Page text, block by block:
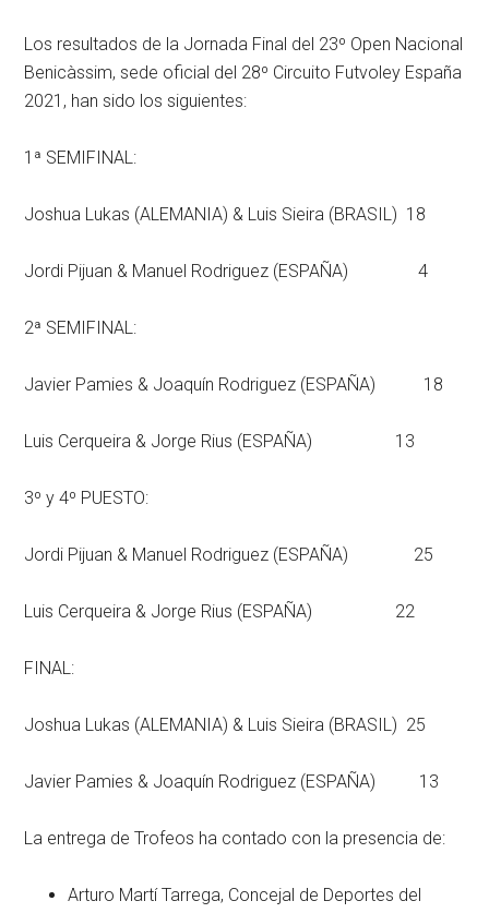
Los resultados de la Jornada Final del 23º Open Nacional
Benicàssim, sede oficial del 28º Circuito Futvoley España
2021, han sido los siguientes:
1ª SEMIFINAL:
Joshua Lukas (ALEMANIA) & Luis Sieira (BRASIL) 18
Jordi Pijuan & Manuel Rodriguez (ESPAÑA) 4
2ª SEMIFINAL:
Javier Pamies & Joaquín Rodriguez (ESPAÑA) 18
Luis Cerqueira & Jorge Rius (ESPAÑA) 13
3º y 4º PUESTO:
Jordi Pijuan & Manuel Rodriguez (ESPAÑA) 25
Luis Cerqueira & Jorge Rius (ESPAÑA) 22
FINAL:
Joshua Lukas (ALEMANIA) & Luis Sieira (BRASIL) 25
Javier Pamies & Joaquín Rodriguez (ESPAÑA) 13
La entrega de Trofeos ha contado con la presencia de:
Arturo Martí Tarrega, Concejal de Deportes del